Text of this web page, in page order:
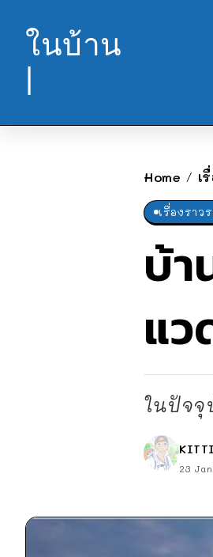
ในบ้าน
|
Home / เ
เรื่องราว
บ้า
แว
ในปัจจุ
23